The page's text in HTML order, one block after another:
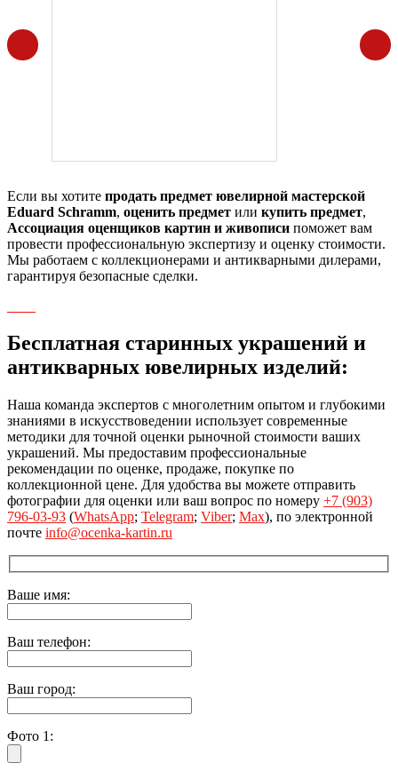
Если вы хотите продать предмет ювелирной мастерской
Eduard Schramm, оценить предмет или купить предмет,
Ассоциация оценщиков картин и живописи поможет вам
провести профессиональную экспертизу и оценку стоимости.
Мы работаем с коллекционерами и антикварными дилерами,
гарантируя безопасные сделки.
Бесплатная старинных украшений и
антикварных ювелирных изделий:
Наша команда экспертов с многолетним опытом и глубокими
знаниями в искусствоведении использует современные
методики для точной оценки рыночной стоимости ваших
украшений. Мы предоставим профессиональные
рекомендации по оценке, продаже, покупке по
коллекционной цене. Для удобства вы можете отправить
фотографии для оценки или ваш вопрос по номеру +7 (903)
796-03-93 (WhatsApp; Telegram; Viber; Max), по электронной
почте info@ocenka-kartin.ru
Ваше имя:
Ваш телефон:
Ваш город:
Фото 1: